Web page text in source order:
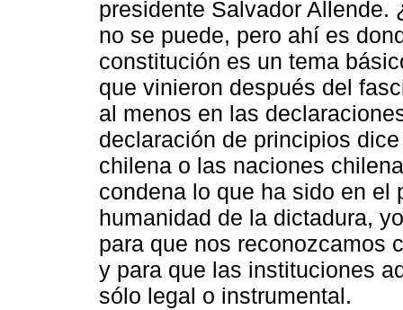
presidente Salvador Allende.
no se puede, pero ahí es
constitución es un tema
que vinieron después del
al menos en las
declaración de principios
chilena o las naciones
condena lo que ha sido en
humanidad de la dictadura,
para que nos reconozcamos
y para que las instituciones
sólo legal o instrumental.